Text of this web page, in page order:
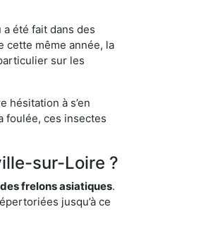
été fait dans des
cette même année, la
sur les
hésitation à s’en
foulée, ces insectes
sur-Loire ?
frelons asiatiques.
jusqu’à ce